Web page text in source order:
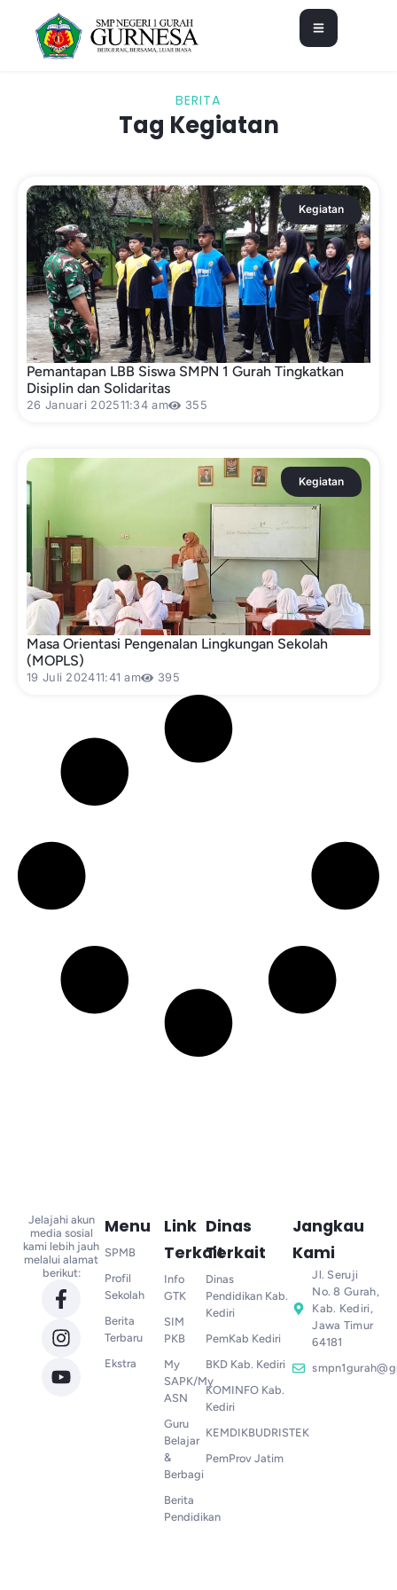
BERITA
Tag Kegiatan
Kegiatan
Pemantapan LBB Siswa SMPN 1 Gurah Tingkatkan
Disiplin dan Solidaritas
26 Januari 202511:34 am 355
Kegiatan
Masa Orientasi Pengenalan Lingkungan Sekolah
(MOPLS)
19 Juli 202411:41 am 395
Jelajahi akun
media sosial
kami lebih jauh
melalui alamat
berikut:
Menu
SPMB
Profil
Sekolah
Berita
Terbaru
Ekstra
Link
Terkait
Info
GTK
SIM
PKB
My
SAPK/My
ASN
Guru
Belajar
&
Berbagi
Berita
Pendidikan
Dinas
Terkait
Dinas
Pendidikan Kab.
Kediri
PemKab Kediri
BKD Kab. Kediri
KOMINFO Kab.
Kediri
KEMDIKBUDRISTEK
PemProv Jatim
Jangkau
Kami
Jl. Seruji
No. 8 Gurah,
Kab. Kediri,
Jawa Timur
64181